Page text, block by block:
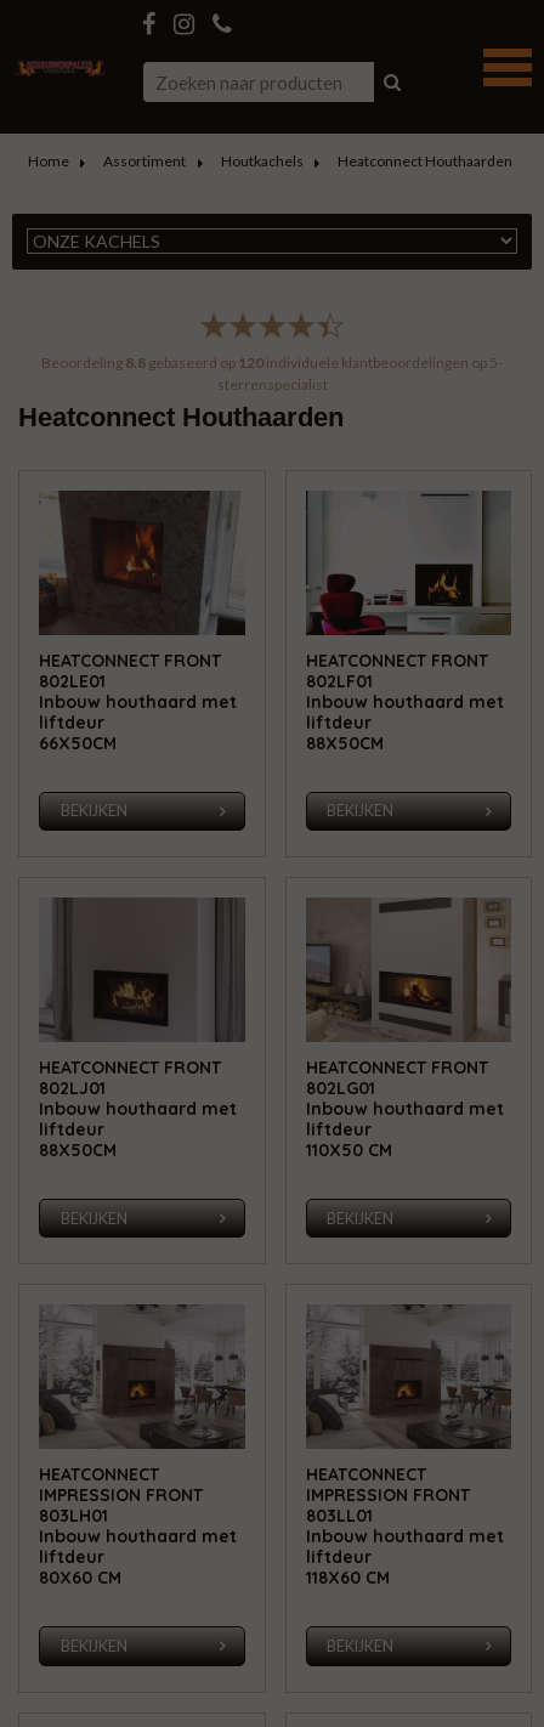
Home Assortiment Houtkachels Heatconnect Houthaarden
Beoordeling 8.8 gebaseerd op 120individuele klantbeoordelingen op 5-
sterrenspecialist
Heatconnect Houthaarden
HEATCONNECT FRONT
802LE01
Inbouw houthaard met
liftdeur
66X50CM
BEKIJKEN
HEATCONNECT FRONT
802LF01
Inbouw houthaard met
liftdeur
88X50CM
BEKIJKEN
HEATCONNECT FRONT
802LJ01
Inbouw houthaard met
liftdeur
88X50CM
BEKIJKEN
HEATCONNECT FRONT
802LG01
Inbouw houthaard met
liftdeur
110X50 CM
BEKIJKEN
HEATCONNECT
IMPRESSION FRONT
803LH01
Inbouw houthaard met
liftdeur
80X60 CM
BEKIJKEN
HEATCONNECT
IMPRESSION FRONT
803LL01
Inbouw houthaard met
liftdeur
118X60 CM
BEKIJKEN